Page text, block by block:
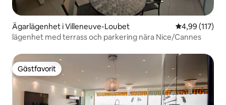
Ägarlägenhet i Villeneuve-Loubet 4,99 av 5 i
4,99 (117)
lägenhet med terrass och parkering nära Nice/Cannes
Gästfavorit
Gästfavorit